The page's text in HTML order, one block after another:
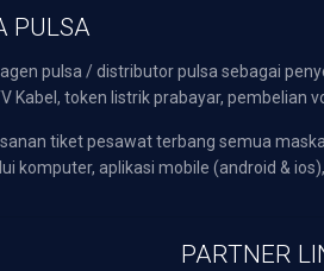
PULSA
pulsa / distributor pulsa sebagai
TV Kabel, token listrik prabayar,
tiket pesawat terbang semua
komputer, aplikasi mobile (android &
PARTNER